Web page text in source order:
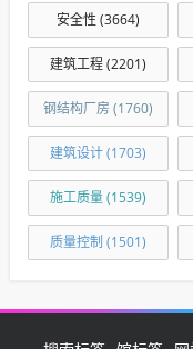
安全性 (3664)
建筑工程(2201)
钢结构厂房 (1760)
建筑设计(1703)
施工质量(1539)
质量控制 (1501)